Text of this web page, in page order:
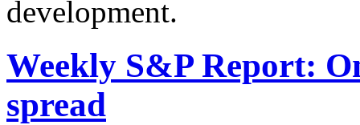
development.
Weekly S&P Report:
spread